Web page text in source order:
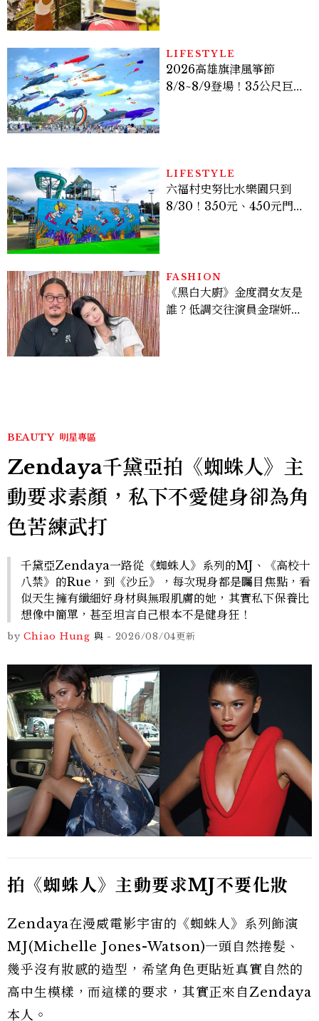
LIFESTYLE
2026高雄旗津風箏節
8/8~8/9登場！35公尺巨大
LIFESTYLE
六福村史努比水樂園只到
8/30！350元、450元門票
FASHION
《黑白大廚》金度潤女友是
誰？低調交往演員金瑞妍、
BEAUTY 明星專區
Zendaya千黛亞拍《蜘蛛人》主
動要求素顏，私下不愛健身卻為角
色苦練武打
千黛亞Zendaya一路從《蜘蛛人》系列的MJ、《高校十
八禁》的Rue，到《沙丘》，每次現身都是矚目焦點，看
似天生擁有纖細好身材與無瑕肌膚的她，其實私下保養比
想像中簡單，甚至坦言自己根本不是健身狂！
by Chiao Hung 與 - 2026/08/04更新
拍《蜘蛛人》主動要求MJ不要化妝
Zendaya在漫威電影宇宙的《蜘蛛人》系列飾演
MJ(Michelle Jones-Watson)一頭自然捲髮、
幾乎沒有妝感的造型，希望角色更貼近真實自然的
高中生模樣，而這樣的要求，其實正來自Zendaya
本人。